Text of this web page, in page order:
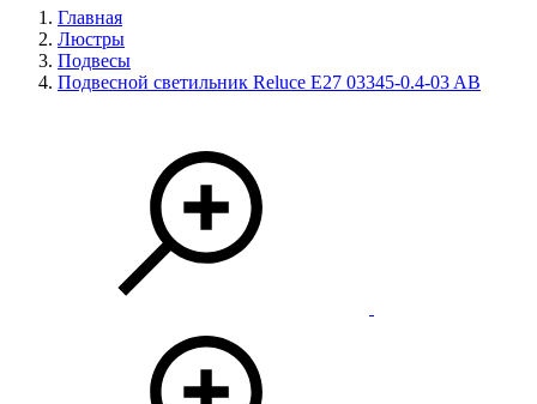
Главная
Люстры
Подвесы
Подвесной светильник Reluce E27 03345-0.4-03 AB